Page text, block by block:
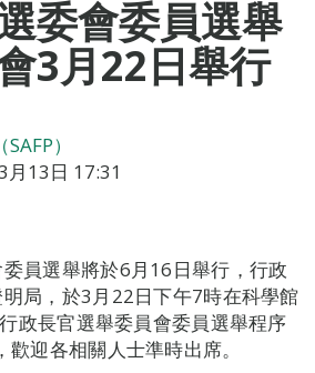
委會委員選舉
3月22日舉行
）
月13日 17:31
員選舉將於6月16日舉行，行政
局，於3月22日下午7時在科學館
政長官選舉委員會委員選舉程序
迎各相關人士準時出席。